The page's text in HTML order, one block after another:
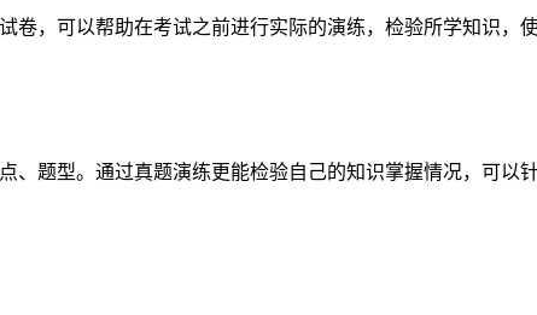
，可以帮助在考试之前进行实际的演练，检验所学知识，
题型。通过真题演练更能检验自己的知识掌握情况，可以